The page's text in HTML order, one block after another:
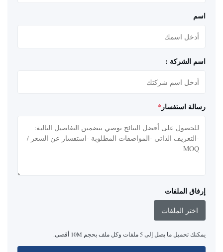
اسم
اسم الشركة :
رسالة استفسار *
إرفاق الملفات
اختر الملفات
يمكنك تحميل ما يصل إلى 5 ملفات وكل ملف بحجم 10M أقصى.